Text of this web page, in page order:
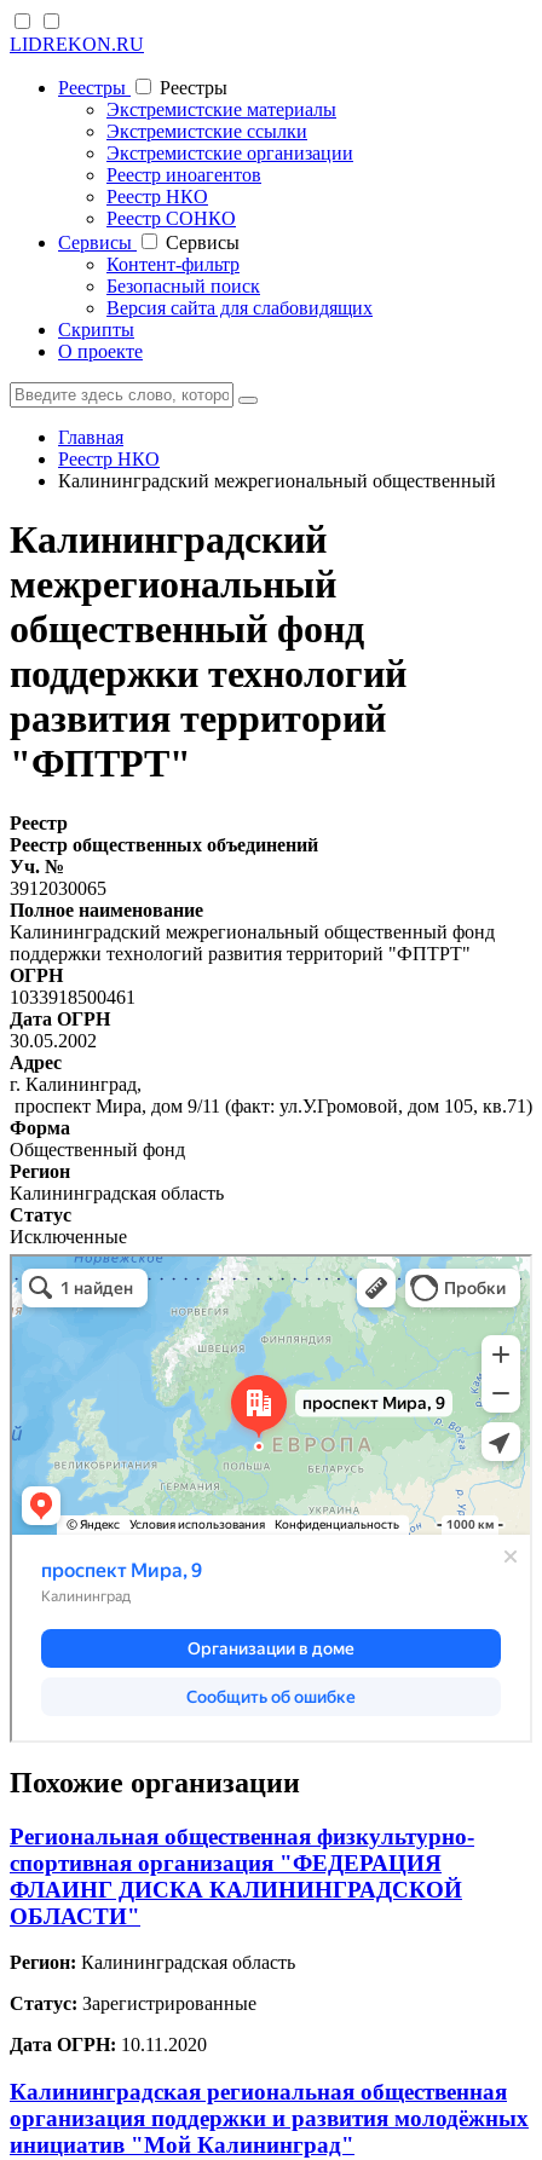
LIDREKON.RU
Реестры
Реестры
Экстремистские материалы
Экстремистские ссылки
Экстремистские организации
Реестр иноагентов
Реестр НКО
Реестр СОНКО
Cервисы
Cервисы
Контент-фильтр
Безопасный поиск
Версия сайта для слабовидящих
Скрипты
О проекте
Главная
Реестр НКО
Калининградский межрегиональный общественный
Калининградский
межрегиональный
общественный фонд
поддержки технологий
развития территорий
"ФПТРТ"
Реестр
Реестр общественных объединений
Уч. №
3912030065
Полное наименование
Калининградский межрегиональный общественный фонд
поддержки технологий развития территорий "ФПТРТ"
ОГРН
1033918500461
Дата ОГРН
30.05.2002
Адрес
г. Калининград,
проспект Мира, дом 9/11 (факт: ул.У.Громовой, дом 105, кв.71)
Форма
Общественный фонд
Регион
Калининградская область
Статус
Исключенные
Похожие организации
Региональная общественная физкультурно-
спортивная организация "ФЕДЕРАЦИЯ
ФЛАИНГ ДИСКА КАЛИНИНГРАДСКОЙ
ОБЛАСТИ"
Регион: Калининградская область
Статус: Зарегистрированные
Дата ОГРН: 10.11.2020
Калининградская региональная общественная
организация поддержки и развития молодёжных
инициатив "Мой Калининград"